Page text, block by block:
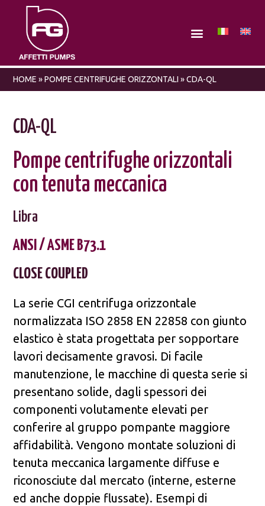
HOME »POMPE CENTRIFUGHE ORIZZONTALI »CDA-QL
CDA-QL
Pompe centrifughe orizzontali
con tenuta meccanica
Libra
ANSI / ASME B73.1
CLOSE COUPLED
La serie CGI centrifuga orizzontale
normalizzata ISO 2858 EN 22858 con giunto
elastico è stata progettata per sopportare
lavori decisamente gravosi. Di facile
manutenzione, le macchine di questa serie si
presentano solide, dagli spessori dei
componenti volutamente elevati per
conferire al gruppo pompante maggiore
affidabilità. Vengono montate soluzioni di
tenuta meccanica largamente diffuse e
riconosciute dal mercato (interne, esterne
ed anche doppie flussate). Esempi di